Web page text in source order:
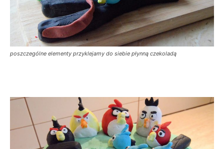
poszczególne elementy przyklejamy do siebie płynną czekoladą